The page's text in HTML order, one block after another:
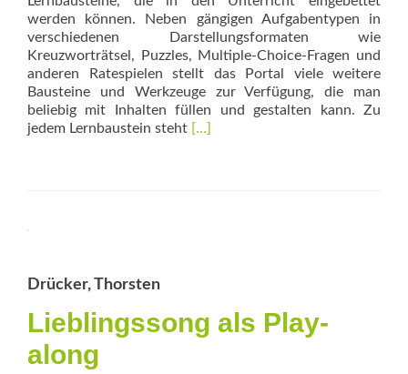
werden können. Neben gängigen Auf­gabentypen in
verschiedenen Darstellungsformaten wie
Kreuzworträtsel, Puzzles, Multiple-Choice-Fragen und
anderen Ratespielen stellt das Portal viele weitere
Bausteine und Werkzeuge zur Verfügung, die man
beliebig mit Inhalten füllen und gestalten kann. Zu
jedem Lernbaustein steht Read
[…]
Drücker, Thorsten
Lieblingssong als Play-
along